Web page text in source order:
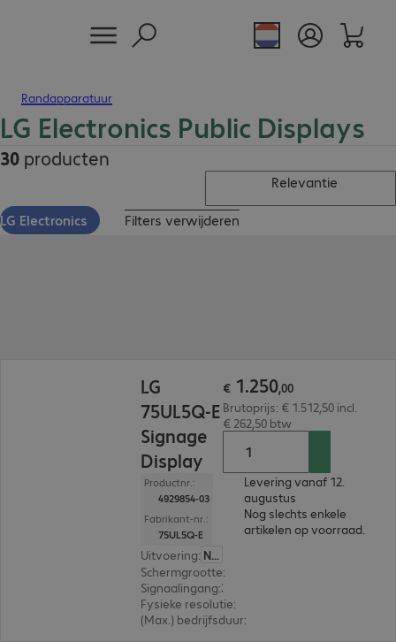
Randapparatuur
LG Electronics Public Displays
30 producten
Relevantie
LG Electronics Filters verwijderen
LG
75UL5Q-E
Signage
Display
Productnr.:
4929854-03
Fabrikant-nr.:
75UL5Q-E
Uitvoering:
Nederland
Schermgrootte:
Signaalingang:
Fysieke resolutie:
(Max.) bedrijfsduur:
€ 1.250,00
Brutoprijs: € 1.512,50 incl.
€ 262,50 btw
Levering vanaf 12.
augustus
Nog slechts enkele
artikelen op voorraad.